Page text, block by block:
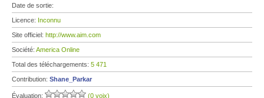
Date de sortie:
Licence: Inconnu
Site officiel: http://www.aim.com
Société: America Online
Total des téléchargements: 5 471
Contribution: Shane_Parkar
Évaluation: (0 voix)